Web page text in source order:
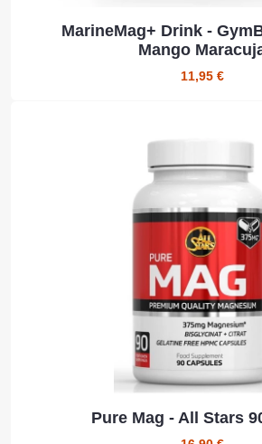
MarineMag+ Drink -
Mango
11,95 €
Pure Mag - All Stars